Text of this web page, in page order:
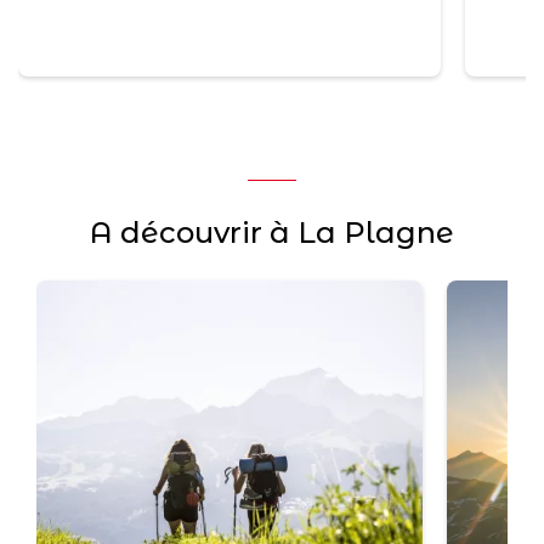
A découvrir à La Plagne